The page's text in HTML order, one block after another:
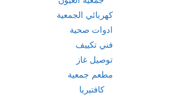
كهربائي الجمعية
ادوات صحية
فني تكييف
توصيل غاز
مطعم جمعية
كافتيريا